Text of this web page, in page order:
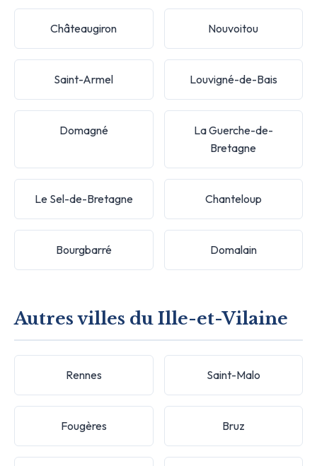
Châteaugiron Nouvoitou
Saint-Armel Louvigné-de-Bais
Domagné
La Guerche-de-
Bretagne
Le Sel-de-Bretagne Chanteloup
Bourgbarré Domalain
Autres villes du Ille-et-Vilaine
Rennes Saint-Malo
Fougères Bruz